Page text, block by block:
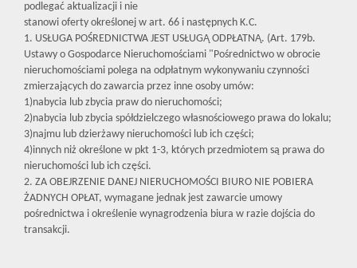
podlegać aktualizacji i nie
stanowi oferty określonej w art. 66 i następnych K.C.
1. USŁUGA POŚREDNICTWA JEST USŁUGĄ ODPŁATNĄ. (Art. 179b.
Ustawy o Gospodarce Nieruchomościami "Pośrednictwo w obrocie
nieruchomościami polega na odpłatnym wykonywaniu czynności
zmierzających do zawarcia przez inne osoby umów:
1)nabycia lub zbycia praw do nieruchomości;
2)nabycia lub zbycia spółdzielczego własnościowego prawa do lokalu;
3)najmu lub dzierżawy nieruchomości lub ich części;
4)innych niż określone w pkt 1-3, których przedmiotem są prawa do
nieruchomości lub ich części.
2. ZA OBEJRZENIE DANEJ NIERUCHOMOŚCI BIURO NIE POBIERA
ŻADNYCH OPŁAT, wymagane jednak jest zawarcie umowy
pośrednictwa i określenie wynagrodzenia biura w razie dojścia do
transakcji.